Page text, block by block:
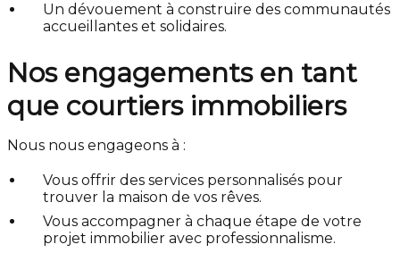
Un dévouement à construire des communautés
accueillantes et solidaires.
Nos engagements en tant
que courtiers immobiliers
Nous nous engageons à :
Vous offrir des services personnalisés pour
trouver la maison de vos rêves.
Vous accompagner à chaque étape de votre
projet immobilier avec professionnalisme.